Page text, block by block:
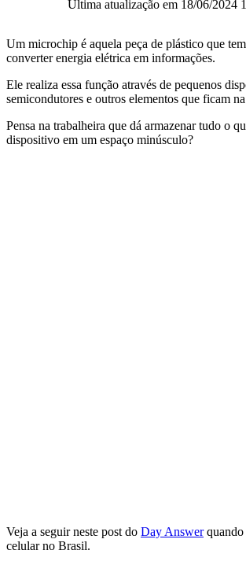
Última atualização em 18/06/2024
Um microchip é aquela peça de plástico que
converter energia elétrica em informações.
Ele realiza essa função através de pequenos
semicondutores e outros elementos que ficam
Pensa na trabalheira que dá armazenar tudo o
dispositivo em um espaço minúsculo?
Veja a seguir neste post do Day Answerquando
celular no Brasil.